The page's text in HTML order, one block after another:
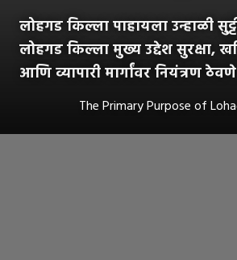
लोहगड किल्ला पाहायला उन्हाळी
लोहगड किल्ला मुख्य उद्देश सुरक्षा,
आणि व्यापारी मार्गांवर नियंत्रण
The Primary Purpose of